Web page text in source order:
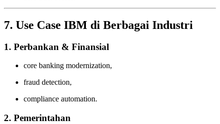
7. Use Case IBM di Berbagai Industri
1. Perbankan & Finansial
core banking modernization,
fraud detection,
compliance automation.
2. Pemerintahan